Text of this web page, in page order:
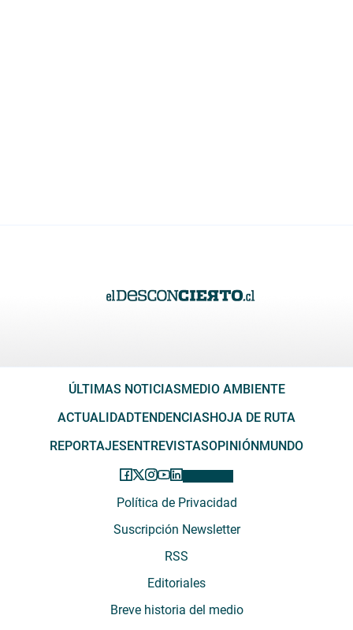
ÚLTIMAS NOTICIAS MEDIO AMBIENTE
ACTUALIDADTENDENCIAS HOJA DE RUTA
REPORTAJES ENTREVISTASOPINIÓN MUNDO
Política de Privacidad
Suscripción Newsletter
RSS
Editoriales
Breve historia del medio